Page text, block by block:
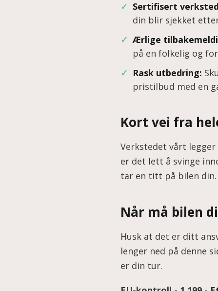
Sertifisert
din blir sjekket
Ærlige
på en folkelig og
Rask utbedring:
pristilbud med en
Kort vei fra
Verkstedet vårt
er det lett å svinge
tar en titt på bilen din.
Når må bilen
Husk at det er ditt
lenger ned på denne
er din tur.